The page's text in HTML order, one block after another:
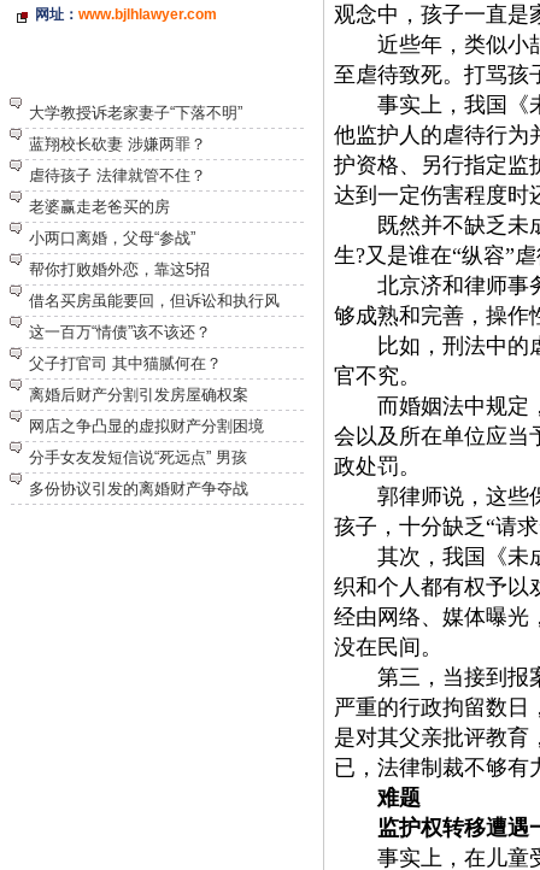
网址： www.bjlhlawyer.com
大学教授诉老家妻子“下落不明”
蓝翔校长砍妻 涉嫌两罪？
虐待孩子 法律就管不住？
老婆赢走老爸买的房
小两口离婚，父母“参战”
帮你打败婚外恋，靠这5招
借名买房虽能要回，但诉讼和执行风
这一百万“情债”该不该还？
父子打官司 其中猫腻何在？
离婚后财产分割引发房屋确权案
网店之争凸显的虚拟财产分割困境
分手女友发短信说“死远点” 男孩
多份协议引发的离婚财产争夺战
观念中，孩子一直是
近些年，类似小喆
至虐待致死。打骂孩
事实上，我国《未
他监护人的虐待行为
护资格、另行指定监
达到一定伤害程度时
既然并不缺乏未成
生?又是谁在“纵容”
北京济和律师事
够成熟和完善，操作
比如，刑法中的虐
官不究。
而婚姻法中规定，
会以及所在单位应当
政处罚。
郭律师说，这些保
孩子，十分缺乏“请
其次，我国《未成
织和个人都有权予以
经由网络、媒体曝光
没在民间。
第三，当接到报案
严重的行政拘留数日
是对其父亲批评教育
已，法律制裁不够有
难题
监护权转移遭遇
事实上，在儿童受